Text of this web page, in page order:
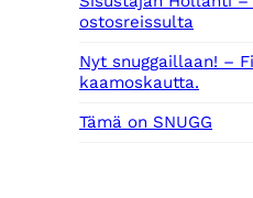
ostosreissulta
Nyt snuggaillaan! –
kaamoskautta.
Tämä on SNUGG